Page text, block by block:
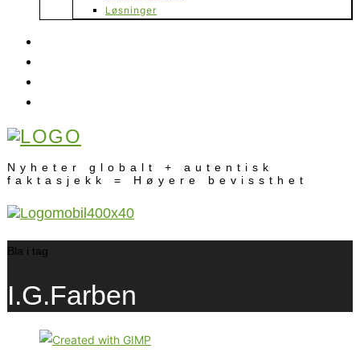
Løsninger
Nyheter globalt + autentisk
faktasjekk = Høyere bevissthet
Bla i tag
I.G.Farben